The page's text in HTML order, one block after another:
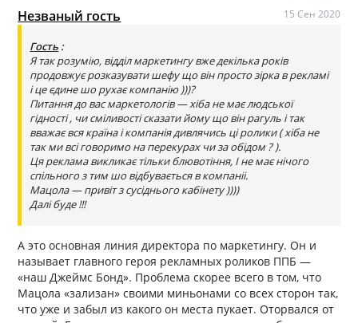
Незваный гость 15 Сен 2020
Гость :
Я так розумію, відділ маркетингу вже декілька років
продовжує розказувати шефу що він просто зірка в рекламі
і це єдине шо рухає компанію )))?
Питання до вас маркетологів — хіба не має людської
гідності , чи сміливості сказати йому що він рагуль і так
вважає вся країна і компанія дивлячись ці ролики ( хіба не
так ми всі говоримо на перекурах чи за обідом ? ).
Ця реклама викликає тільки блювотіння, І не має нічого
спільного з тим шо відбувається в компаніі.
Мацола — привіт з сусіднього кабінету ))))
Далі буде !!!
А это основная линия директора по маркетингу. Он и
называет главного героя рекламных роликов ППБ —
«наш Джеймс Бонд». Проблема скорее всего в том, что
Мацола «зализан» своими миньонами со всех сторон так,
что уже и забыл из какого он места пукает. Оторвался от